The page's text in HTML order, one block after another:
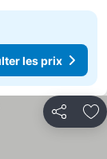
les prix
Partager